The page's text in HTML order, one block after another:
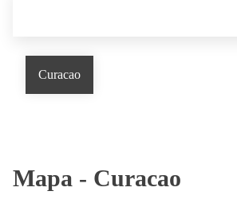
Curacao
Mapa - Curacao